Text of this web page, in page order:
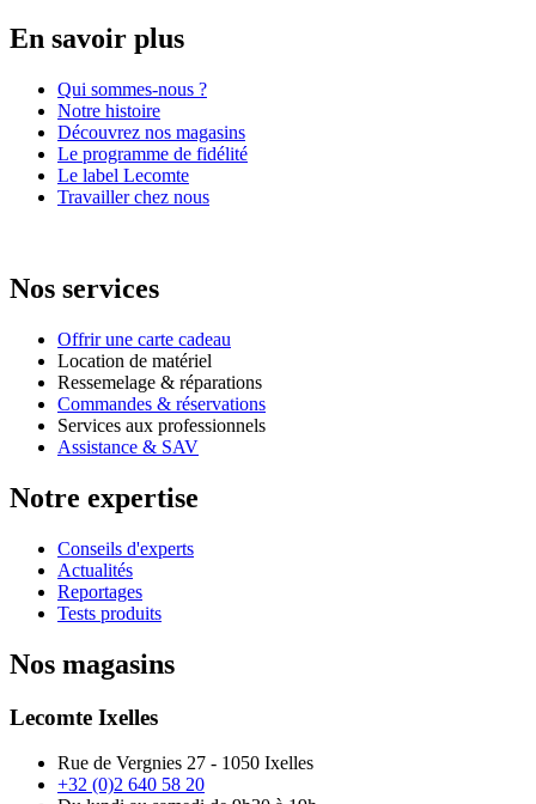
En savoir plus
Qui sommes-nous ?
Notre histoire
Découvrez nos magasins
Le programme de fidélité
Le label Lecomte
Travailler chez nous
Nos services
Offrir une carte cadeau
Location de matériel
Ressemelage & réparations
Commandes & réservations
Services aux professionnels
Assistance & SAV
Notre expertise
Conseils d'experts
Actualités
Reportages
Tests produits
Nos magasins
Lecomte Ixelles
Rue de Vergnies 27 - 1050 Ixelles
+32 (0)2 640 58 20